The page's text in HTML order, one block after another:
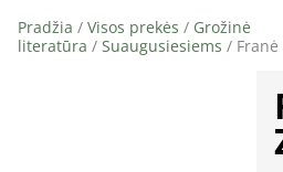
Pradžia / Visos prekės / Grožinė
literatūra / Suaugusiesiems /